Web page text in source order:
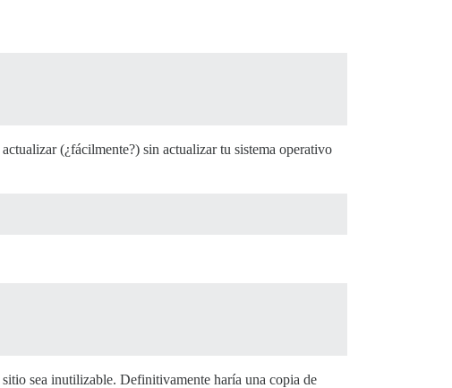
(¿fácilmente?) sin actualizar tu sistema operativo
sea inutilizable. Definitivamente haría una copia de